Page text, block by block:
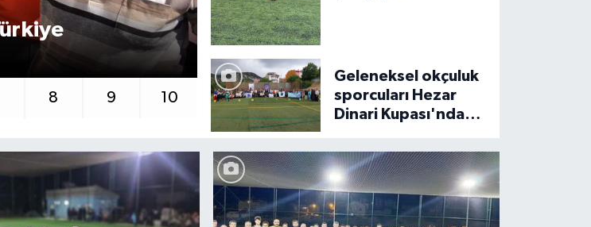
Kütahya Okmeydanı'nda yapılan
okçular, kıyasıya mücadele etti
8 9 10
Geleneksel okçuluk
sporcuları Hezar
Dinari Kupası'nda